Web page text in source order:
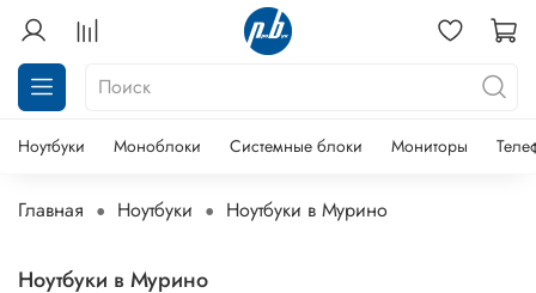
Ноутбуки Моноблоки Системные блоки Мониторы
Главная Ноутбуки Ноутбуки в Мурино
Ноутбуки в Мурино